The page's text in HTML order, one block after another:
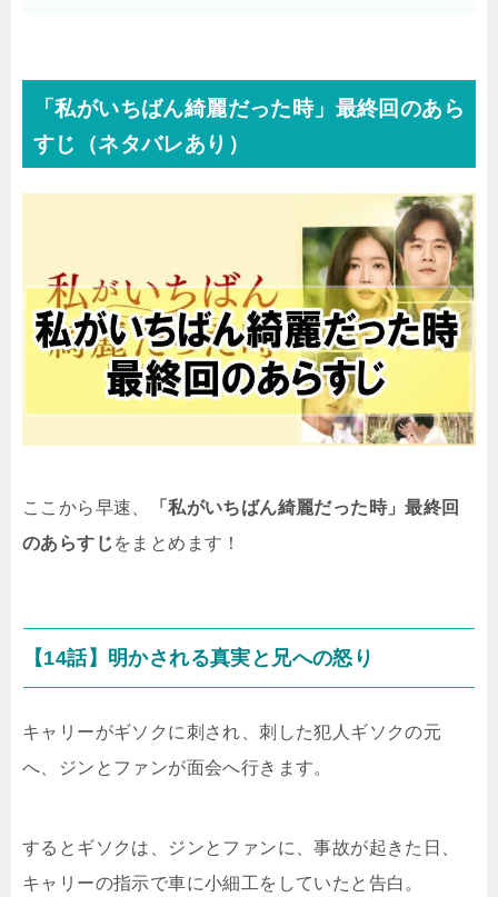
「私がいちばん綺麗だった時」最終回のあら
すじ（ネタバレあり）
ここから早速、
「私がいちばん綺麗だった時」最終回
のあらすじをまとめます！
【14話】明かされる真実と兄への怒り
キャリーがギソクに刺され、刺した犯人ギソクの元
へ、ジンとファンが面会へ行きます。
するとギソクは、ジンとファンに、事故が起きた日、
キャリーの指示で車に小細工をしていたと告白。